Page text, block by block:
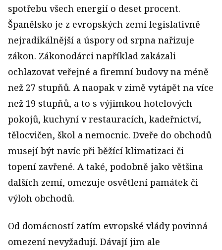
spotřebu všech energií o deset procent.
Španělsko je z evropských zemí legislativně
nejradikálnější a úspory od srpna nařizuje
zákon. Zákonodárci například zakázali
ochlazovat veřejné a firemní budovy na méně
než 27 stupňů. A naopak v zimě vytápět na více
než 19 stupňů, a to s výjimkou hotelových
pokojů, kuchyní v restauracích, kadeřnictví,
tělocvičen, škol a nemocnic. Dveře do obchodů
musejí být navíc při běžící klimatizaci či
topení zavřené. A také, podobně jako většina
dalších zemí, omezuje osvětlení památek či
výloh obchodů.
Od domácností zatím evropské vlády povinná
omezení nevyžadují. Dávají jim ale